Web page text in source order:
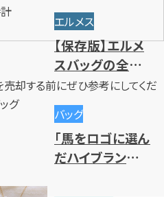
却する前にぜひ参考にしてくだ
代別の買取相場
や高価買取のコ
ツ
エルメス
【保存版】エルメ
スバッグの全種
類一覧｜人気・
廃盤モデル～レ
ディース・メンズ
まで一挙紹介
バッグ
「馬をロゴに選ん
だハイブランド」